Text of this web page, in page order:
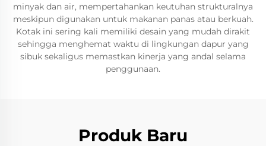
minyak dan air, mempertahankan keutuhan strukturalnya
meskipun digunakan untuk makanan panas atau berkuah.
Kotak ini sering kali memiliki desain yang mudah dirakit
sehingga menghemat waktu di lingkungan dapur yang
sibuk sekaligus memastkan kinerja yang andal selama
penggunaan.
Produk Baru